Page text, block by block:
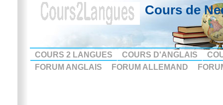
Cours de
COURS 2 LANGUES COURS D'ANGLAIS
FORUM ANGLAIS
FORUM ALLEMAND